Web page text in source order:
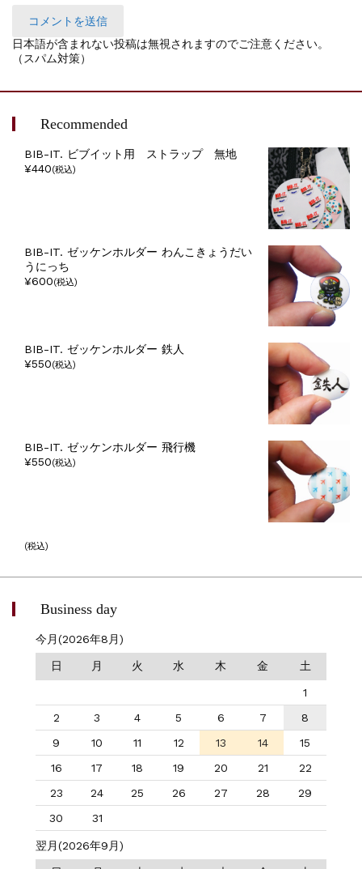
日本語が含まれない投稿は無視されますのでご注意ください。
（スパム対策）
Recommended
BIB-IT. ビブイット用 ストラップ 無地
¥440(税込)
BIB-IT. ゼッケンホルダー わんこきょうだい
うにっち
¥600(税込)
BIB-IT. ゼッケンホルダー 鉄人
¥550(税込)
BIB-IT. ゼッケンホルダー 飛行機
¥550(税込)
(税込)
Business day
今月(2026年8月)
日 月 火 水 木 金 土
1
2
3 4 5 6 7
8
9
10 11 12 13 14
15
16
17 18 19 20 21
22
23
24 25 26 27 28
29
30
31
翌月(2026年9月)